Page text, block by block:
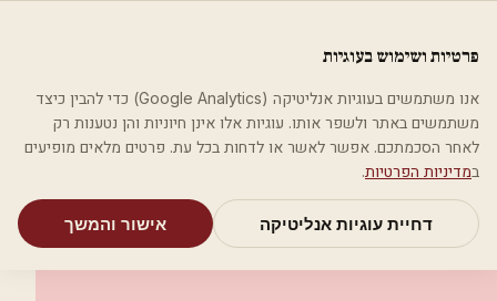
מאמריםקטגוריותחיפושאודות
בית קטגוריות רופאי עור ומין ד"ר רוני זיו
רופאי עור ומין
ד"ר רוני זיו
פרטיות ושימוש בעוגיות
אנו משתמשים בעוגיות אנליטיקה (Google Analytics) כדי להבין כיצד
משתמשים באתר ולשפר אותו. עוגיות אלו אינן חיוניות והן נטענות רק
לאחר הסכמתכם. אפשר לאשר או לדחות בכל עת. פרטים מלאים מופיעים
במדיניות הפרטיות.
דחיית עוגיות אנליטיקה אישור והמשך